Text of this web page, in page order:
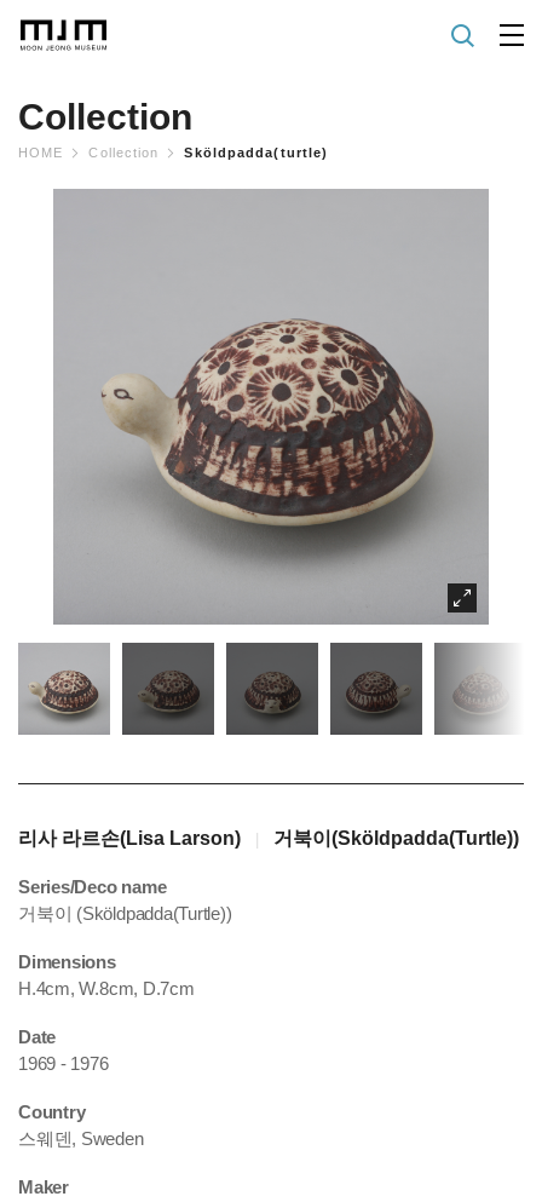
Collection
HOME Collection Sköldpadda(turtle)
리사 라르손(Lisa Larson) 거북이(Sköldpadda(Turtle))
Series/Deco name
거북이 (Sköldpadda(Turtle))
Dimensions
H.4cm, W.8cm, D.7cm
Date
1969 - 1976
Country
스웨덴, Sweden
Maker